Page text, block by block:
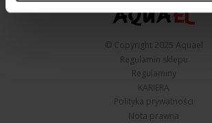
© Copyright 2025 Aquael
Regulamin sklepu
Regulaminy
KARIERA
Polityka prywatności
Nota prawna